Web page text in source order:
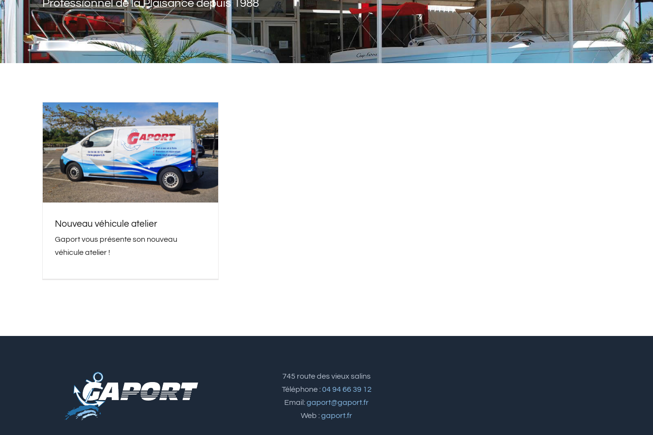
Professionnel de la Plaisance depuis 1988
Nouveau véhicule atelier
Gaport vous présente son nouveau
véhicule atelier !
745 route des vieux salins
Téléphone :04 94 66 39 12
Email:gaport@gaport.fr
Web :gaport.fr